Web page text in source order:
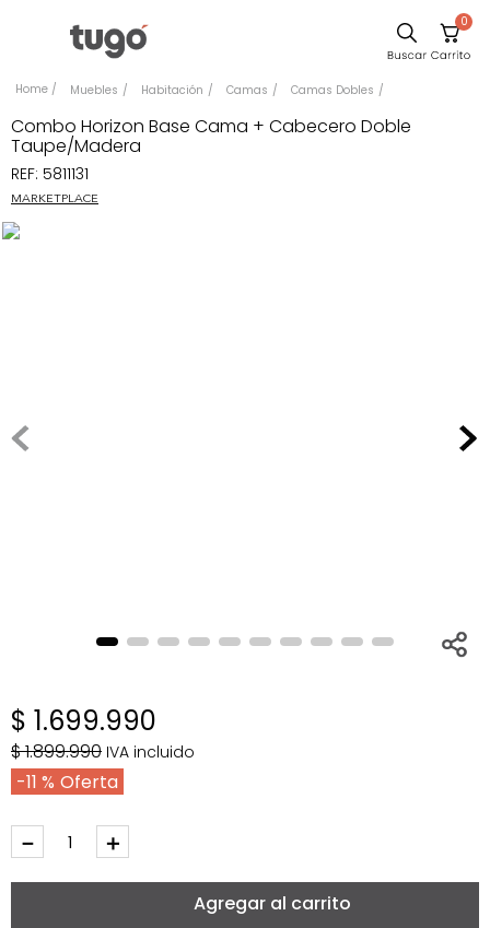
0
Muebles Habitación Camas Camas Dobles
Combo Horizon Base Cama + Cabecero Doble
Taupe/Madera
REF: 5811131
MARKETPLACE
$ 1.699.990
$1.899.990 IVA incluido
11 %
＋
－
Agregar al carrito
Comedor
Silla
Escritorio